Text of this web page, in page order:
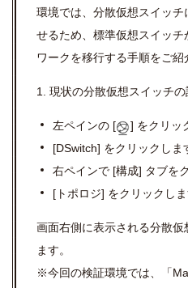
環境では、分散仮想スイッチ
せるため、標準仮想スイッ
ワークを移行する手順をご紹
1. 現状の分散仮想スイッチの
左ペインの [ ] をクリッ
[DSwitch] をクリックしま
右ペインで [構成] タブを
[ トポロジ] をクリックしま
画面右側に表示される分散
ます。
※今回の検証環境では、「